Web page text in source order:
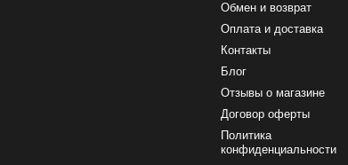
Обмен и возврат
Оплата и доставка
Контакты
Блог
Отзывы о магазине
Договор оферты
Политика
конфиденциальности